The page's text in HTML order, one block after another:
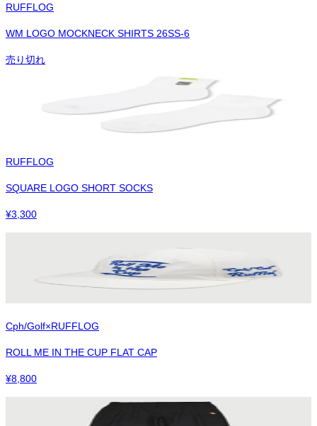
RUFFLOG
WM LOGO MOCKNECK SHIRTS 26SS-6
売り切れ
RUFFLOG
SQUARE LOGO SHORT SOCKS
¥3,300
Cph/Golf×RUFFLOG
ROLL ME IN THE CUP FLAT CAP
¥8,800